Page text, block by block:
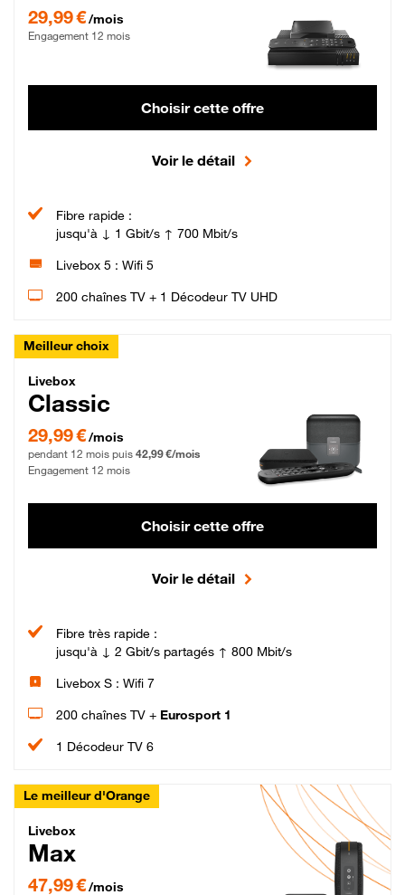
29,99 €/mois
Engagement 12 mois
Choisir cette offre
Voir le détail
Fibre rapide :
jusqu'à ↓ 1 Gbit/s ↑ 700 Mbit/s
Livebox 5 : Wifi 5
200 chaînes TV + 1 Décodeur TV UHD
Meilleur choix
Livebox Classic Fibre
Livebox
Classic
29,99 € par mois pendant 12 mois puis 42,99 € par mois, Engagement 12 mois
29,99 €/mois
pendant 12 mois puis 42,99 €/mois
Engagement 12 mois
Choisir cette offre
Voir le détail
Fibre très rapide :
jusqu'à ↓ 2 Gbit/s partagés ↑ 800 Mbit/s
Livebox S : Wifi 7
200 chaînes TV + Eurosport 1
1 Décodeur TV 6
Le meilleur d'Orange
Livebox Max Fibre
Livebox
Max
47,99 € par mois pendant 12 mois puis 57,99 € par mois, Engagement 12 mois
47,99 €/mois